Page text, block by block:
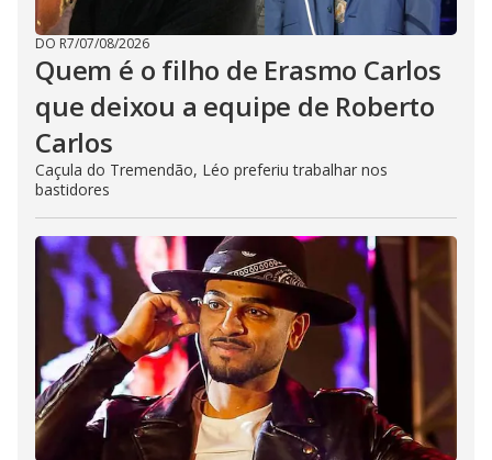
DO R7/07/08/2026
Quem é o filho de Erasmo Carlos
que deixou a equipe de Roberto
Carlos
Caçula do Tremendão, Léo preferiu trabalhar nos
bastidores